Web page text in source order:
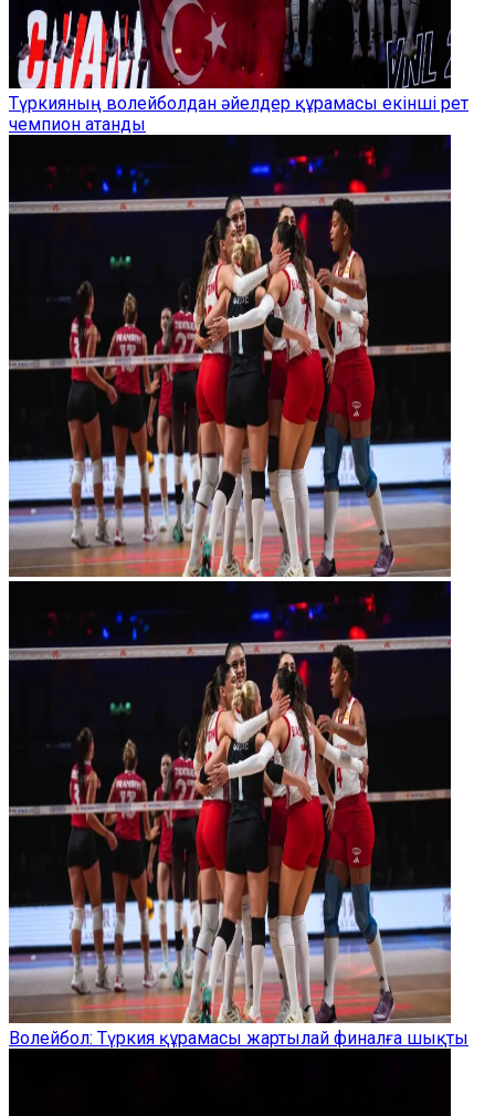
Түркияның волейболдан әйелдер құрамасы екінші рет
чемпион атанды
Волейбол: Түркия құрамасы жартылай финалға шықты